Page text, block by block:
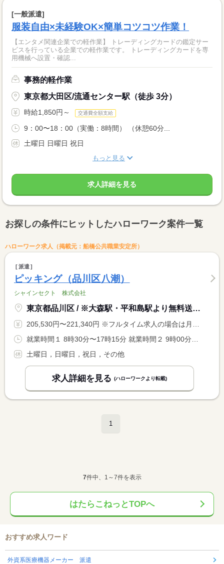
[一般派遣]
服装自由×未経験OK×簡単コツコツ作業！
【エンタメ関連企業での軽作業】 トレーディングカードの鑑定サー
ビスを行っている企業での軽作業です。 トレーディングカードを専
用機械へ設置・確認...
事務的軽作業
東京都大田区/流通センター駅（徒歩 3分）
時給1,850円～ 交通費全額支給
9：00〜18：00（実働：8時間） （休憩60分...
土曜日 日曜日 祝日
もっと見る
求人詳細を見る
お探しの条件にヒットしたハローワーク案件一覧
ハローワーク求人（掲載元：船橋公共職業安定所）
派遣
ピッキング（品川区八潮）
シャインセクト 株式会社
東京都品川区 / ※大森駅・平和島駅より無料送迎バスあり
205,530円〜221,340円 ※フルタイム求人の場合は月額（換算額）、パート求人の場合は時間額を表示しています。
土曜日，日曜日，祝日，その他
求人詳細を見る (ハローワークより転載)
1
7件中、1～7件を表示
はたらこねっとTOPへ
おすすめ求人ワード
外資系医療機器メーカー 派遣